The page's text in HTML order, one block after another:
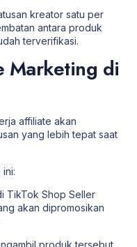
kreator satu per
antara produk
terverifikasi.
Marketing di
affiliate akan
yang lebih tepat saat
TikTok Shop Seller
akan dipromosikan
produk tersebut